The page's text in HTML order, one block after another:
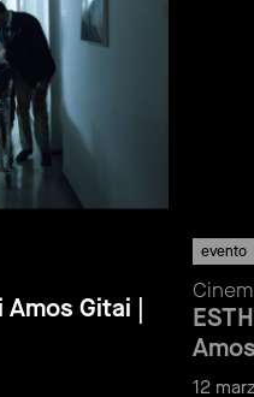
Amos Gitai |
evento
12